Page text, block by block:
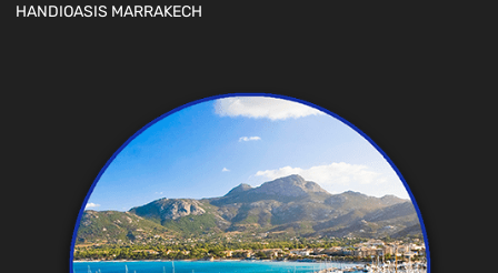
HANDIOASIS MARRAKECH